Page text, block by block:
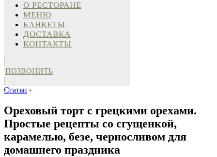
О РЕСТОРАНЕ
МЕНЮ
БАНКЕТЫ
ДОСТАВКА
КОНТАКТЫ
ПОЗВОНИТЬ
Статьи ›
Ореховый торт с грецкими орехами.
Простые рецепты со сгущенкой,
карамелью, безе, черносливом для
домашнего праздника